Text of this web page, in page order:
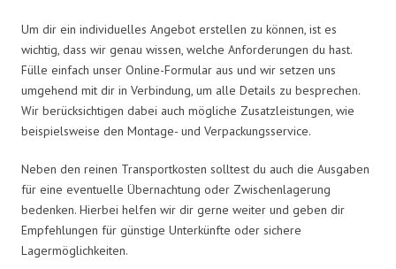
Um dir ein individuelles Angebot erstellen zu können, ist es
wichtig, dass wir genau wissen, welche Anforderungen du hast.
Fülle einfach unser Online-Formular aus und wir setzen uns
umgehend mit dir in Verbindung, um alle Details zu besprechen.
Wir berücksichtigen dabei auch mögliche Zusatzleistungen, wie
beispielsweise den Montage- und Verpackungsservice.
Neben den reinen Transportkosten solltest du auch die Ausgaben
für eine eventuelle Übernachtung oder Zwischenlagerung
bedenken. Hierbei helfen wir dir gerne weiter und geben dir
Empfehlungen für günstige Unterkünfte oder sichere
Lagermöglichkeiten.